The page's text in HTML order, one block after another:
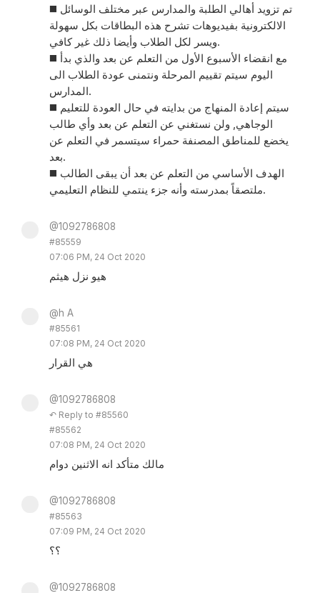
◼️ تم تزويد أهالي الطلبة والمدارس عبر مختلف الوسائل
الالكترونية بفيديوهات تشرح هذه البطاقات بكل سهولة
ويسر لكل الطلاب وأيضا ذلك غير كافي.
◼️ مع انقضاء الأسبوع الأول من التعلم عن بعد والذي بدأ
اليوم سيتم تقييم المرحلة ونتمنى عودة الطلاب الى
المدارس.
◼️ سيتم إعادة المنهاج من بدايته في حال العودة للتعليم
الوجاهي, ولن نستغني عن التعلم عن بعد وأي طالب
يخضع للمناطق المصنفة حمراء سيتسمر في التعلم عن
بعد.
◼️ الهدف الأساسي من التعلم عن بعد أن يبقى الطالب
ملتصقاً بمدرسته وأنه جزء ينتمي للنظام التعليمي.
@1092786808
#85559
07:06 PM, 24 Oct 2020
هيو نزل هيثم
@h A
#85561
07:08 PM, 24 Oct 2020
هي القرار
@1092786808
↶ Reply to #85560
#85562
07:08 PM, 24 Oct 2020
مالك متأكد انه الاثنين دوام
@1092786808
#85563
07:09 PM, 24 Oct 2020
؟؟
@1092786808